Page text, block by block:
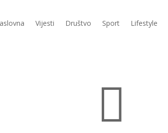
Vijesti Društvo Sport Lifestyle
